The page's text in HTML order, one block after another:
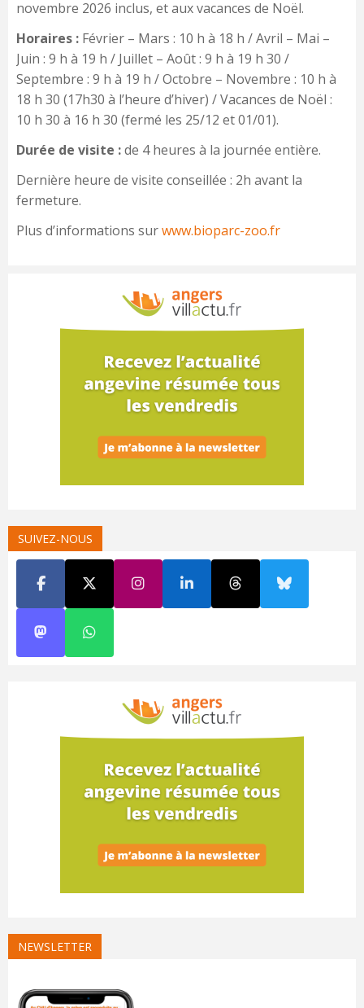
novembre 2026 inclus, et aux vacances de Noël.
Horaires : Février – Mars : 10 h à 18 h / Avril – Mai –
Juin : 9 h à 19 h / Juillet – Août : 9 h à 19 h 30 /
Septembre : 9 h à 19 h / Octobre – Novembre : 10 h à
18 h 30 (17h30 à l’heure d’hiver) / Vacances de Noël :
10 h 30 à 16 h 30 (fermé les 25/12 et 01/01).
Durée de visite :de 4 heures à la journée entière.
Dernière heure de visite conseillée : 2h avant la
fermeture.
Plus d’informations surwww.bioparc-zoo.fr
SUIVEZ-NOUS
NEWSLETTER